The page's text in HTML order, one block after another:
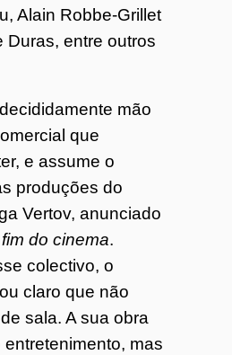
Alain Robbe-Grillet
Duras, entre outros
mão
que
e assume o
produções do
Vertov, anunciado
do cinema.
colectivo, o
claro que não
sala. A sua obra
entretenimento, mas